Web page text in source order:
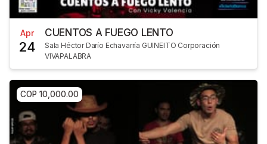
Apr
24
CUENTOS A FUEGO LENTO
Sala Héctor Darío Echavarría GUINEITO Corporación
VIVAPALABRA
COP 10,000.00